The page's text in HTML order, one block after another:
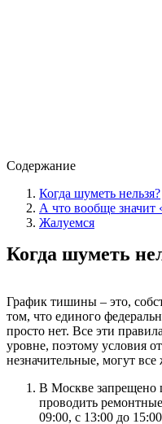
Содержание
Когда шуметь нельзя?
А что вообще значит
Жалуемся
Когда шуметь
График тишины – это,
том, что единого
просто нет. Все эти
уровне, поэтому условия
незначительные, могут
В Москве запрещено
проводить
09:00, с 13:00 до